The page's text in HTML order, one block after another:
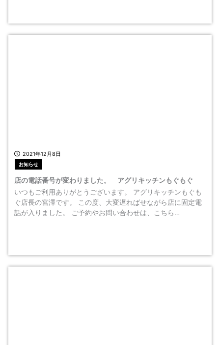
2021年12月8日
お知らせ
店の電話番号が変わりました。 アグリキッチンもぐもぐ
いつもご利用ありがとうございます。 アグリキッチンもぐも
ぐ店長の宮澤です。 この度、大変遅ればせながら店に固定電
話が入りました。 ご予約やお問い合わせは、こちら…